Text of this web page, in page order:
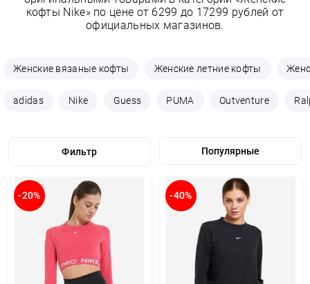
кофты Nike» по цене от 6299 до 17299 рублей от
официальных магазинов.
Женские вязаные кофты Женские летние кофты
adidas Nike Guess PUMA Outventure
Фильтр
-20% -40%